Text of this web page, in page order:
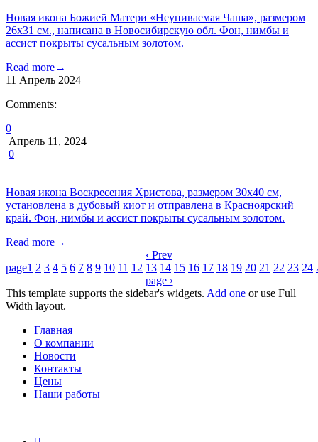
Новая икона Божией Матери «Неупиваемая Чаша», размером
26х31 см., написана в Новосибирскую обл. Фон, нимбы и
ассист покрыты сусальным золотом.
Read more→
11 Апрель 2024
Comments:
0
Апрель 11, 2024
0
Новая икона Воскресения Христова, размером 30х40 см,
установлена в дубовый киот и отправлена в Красноярский
край. Фон, нимбы и ассист покрыты сусальным золотом.
Read more→
‹ Prev
page1 2 3 4 5 6 7 8 9 10 11 12 13 14 15 16 17 18 19 20 21 22 23 24
page ›
This template supports the sidebar's widgets. Add one or use Full
Width layout.
Главная
О компании
Новости
Контакты
Цены
Наши работы